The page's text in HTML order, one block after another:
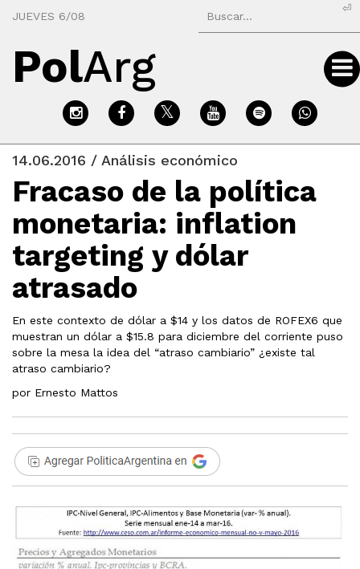
JUEVES 6/08
⏎
PolArg
14.06.2016 / Análisis económico
Fracaso de la política
monetaria: inflation
targeting y dólar
atrasado
En este contexto de dólar a $14 y los datos de ROFEX6 que
muestran un dólar a $15.8 para diciembre del corriente puso
sobre la mesa la idea del “atraso cambiario” ¿existe tal
atraso cambiario?
por Ernesto Mattos